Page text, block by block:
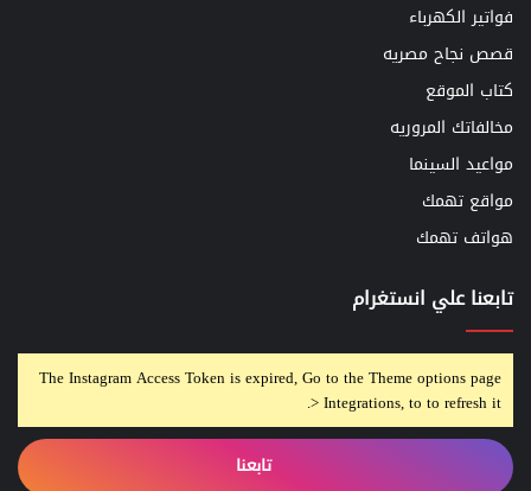
فواتير الكهرباء
قصص نجاح مصريه
كتاب الموقع
مخالفاتك المروريه
مواعيد السينما
مواقع تهمك
هواتف تهمك
تابعنا علي انستغرام
The Instagram Access Token is expired, Go to the Theme options page
> Integrations, to to refresh it.
تابعنا